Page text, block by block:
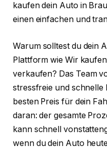
kaufen dein Auto in
einen einfachen und
Warum solltest du dein
Plattform wie Wir
verkaufen? Das Team
stressfreie und schnelle
besten Preis für dein
daran: der gesamte
kann schnell
wenn du dein Auto